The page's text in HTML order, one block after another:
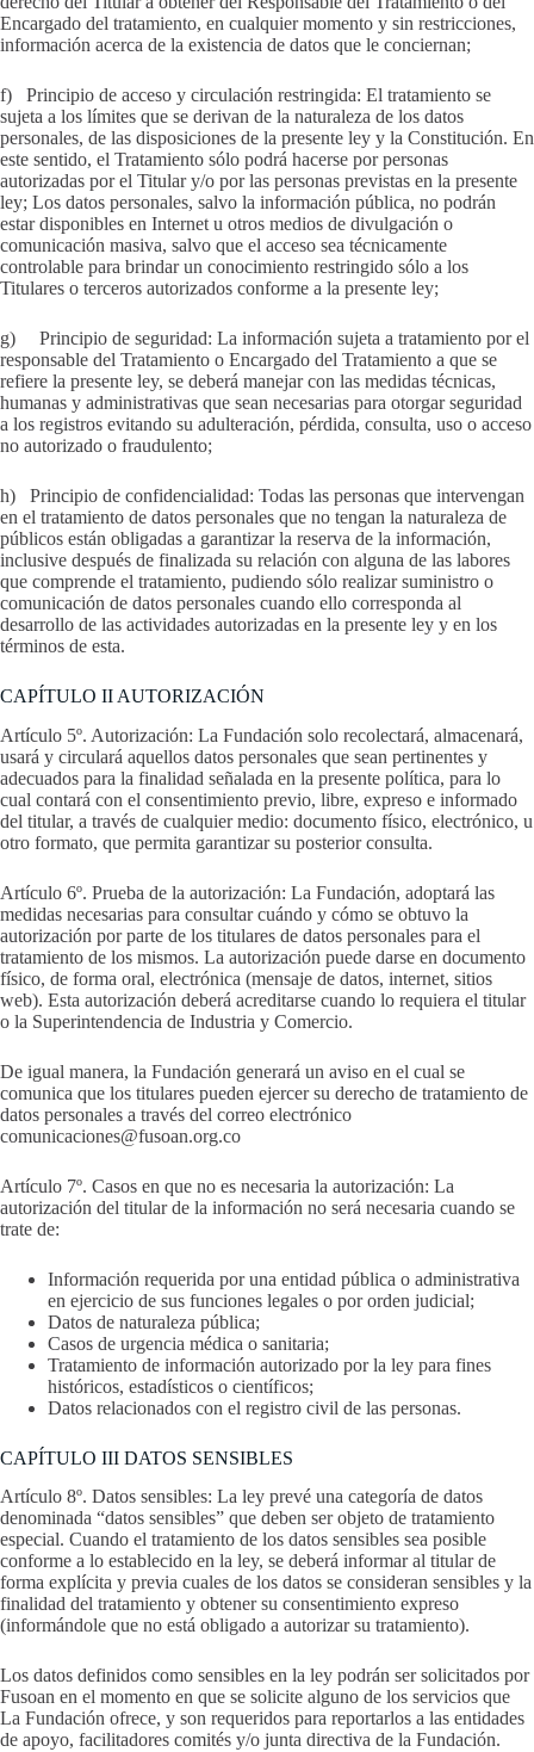
Encargado del tratamiento, en cualquier momento y sin restricciones,
información acerca de la existencia de datos que le conciernan;
f) Principio de acceso y circulación restringida: El tratamiento se
sujeta a los límites que se derivan de la naturaleza de los datos
personales, de las disposiciones de la presente ley y la Constitución. En
este sentido, el Tratamiento sólo podrá hacerse por personas
autorizadas por el Titular y/o por las personas previstas en la presente
ley; Los datos personales, salvo la información pública, no podrán
estar disponibles en Internet u otros medios de divulgación o
comunicación masiva, salvo que el acceso sea técnicamente
controlable para brindar un conocimiento restringido sólo a los
Titulares o terceros autorizados conforme a la presente ley;
g) Principio de seguridad: La información sujeta a tratamiento por el
responsable del Tratamiento o Encargado del Tratamiento a que se
refiere la presente ley, se deberá manejar con las medidas técnicas,
humanas y administrativas que sean necesarias para otorgar seguridad
a los registros evitando su adulteración, pérdida, consulta, uso o acceso
no autorizado o fraudulento;
h) Principio de confidencialidad: Todas las personas que intervengan
en el tratamiento de datos personales que no tengan la naturaleza de
públicos están obligadas a garantizar la reserva de la información,
inclusive después de finalizada su relación con alguna de las labores
que comprende el tratamiento, pudiendo sólo realizar suministro o
comunicación de datos personales cuando ello corresponda al
desarrollo de las actividades autorizadas en la presente ley y en los
términos de esta.
CAPÍTULO II AUTORIZACIÓN
Artículo 5º. Autorización: La Fundación solo recolectará, almacenará,
usará y circulará aquellos datos personales que sean pertinentes y
adecuados para la finalidad señalada en la presente política, para lo
cual contará con el consentimiento previo, libre, expreso e informado
del titular, a través de cualquier medio: documento físico, electrónico, u
otro formato, que permita garantizar su posterior consulta.
Artículo 6º. Prueba de la autorización: La Fundación, adoptará las
medidas necesarias para consultar cuándo y cómo se obtuvo la
autorización por parte de los titulares de datos personales para el
tratamiento de los mismos. La autorización puede darse en documento
físico, de forma oral, electrónica (mensaje de datos, internet, sitios
web). Esta autorización deberá acreditarse cuando lo requiera el titular
o la Superintendencia de Industria y Comercio.
De igual manera, la Fundación generará un aviso en el cual se
comunica que los titulares pueden ejercer su derecho de tratamiento de
datos personales a través del correo electrónico
comunicaciones@fusoan.org.co
Artículo 7º. Casos en que no es necesaria la autorización: La
autorización del titular de la información no será necesaria cuando se
trate de:
Información requerida por una entidad pública o administrativa
en ejercicio de sus funciones legales o por orden judicial;
Datos de naturaleza pública;
Casos de urgencia médica o sanitaria;
Tratamiento de información autorizado por la ley para fines
históricos, estadísticos o científicos;
Datos relacionados con el registro civil de las personas.
CAPÍTULO III DATOS SENSIBLES
Artículo 8º. Datos sensibles: La ley prevé una categoría de datos
denominada “datos sensibles” que deben ser objeto de tratamiento
especial. Cuando el tratamiento de los datos sensibles sea posible
conforme a lo establecido en la ley, se deberá informar al titular de
forma explícita y previa cuales de los datos se consideran sensibles y la
finalidad del tratamiento y obtener su consentimiento expreso
(informándole que no está obligado a autorizar su tratamiento).
Los datos definidos como sensibles en la ley podrán ser solicitados por
Fusoan en el momento en que se solicite alguno de los servicios que
La Fundación ofrece, y son requeridos para reportarlos a las entidades
de apoyo, facilitadores comités y/o junta directiva de la Fundación.